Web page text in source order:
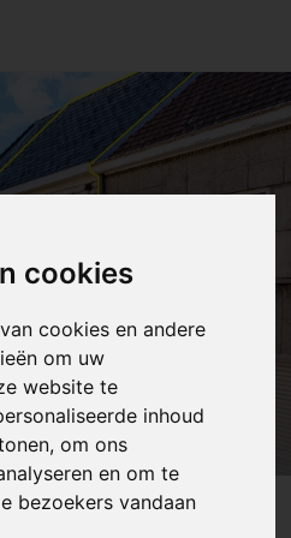
cookies
cookies en andere
om uw
website te
inhoud
om ons
en om te
bezoekers vandaan